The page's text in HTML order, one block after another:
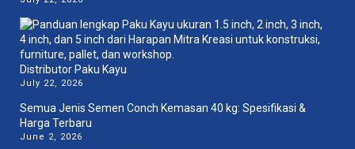
Distributor Paku Kayu
July 22, 2026
Semua Jenis Semen Conch Kemasan 40 kg: Spesifikasi &
Harga Terbaru
June 2, 2026